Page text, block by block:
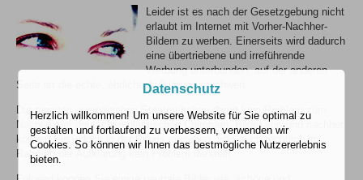
Leider ist es nach der Gesetzgebung nicht
erlaubt im Internet mit Vorher-Nachher-
Bildern zu werben. Einerseits wird dadurch
eine übertriebene und irreführende
Werbung unterbunden, auf der anderen
Seite ist die echte, ehrliche Aufklärung erschwert.
Die meisten europäischen Staaten haben damit kein Problem zum
Nachteil der deutschen plastischen Chirurgen. Bilder vor- und nachher
können Sie jedoch in der Praxis einsehen, was auch rechtlich im
Rahmen der Aufklärung kein Problem darstellt.
Datenschutz
Herzlich willkommen! Um unsere Website für Sie optimal zu
gestalten und fortlaufend zu verbessern, verwenden wir
Cookies. So können wir Ihnen das bestmögliche Nutzererlebnis
bieten.